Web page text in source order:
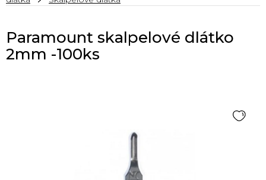
Paramount skalpelové dlátko
2mm -100ks